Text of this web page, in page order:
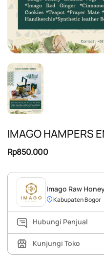
IMAGO HAMPERS
Rp850.000
Imago Raw
Kabupaten Bogor
Hubungi Penjual
Kunjungi Toko